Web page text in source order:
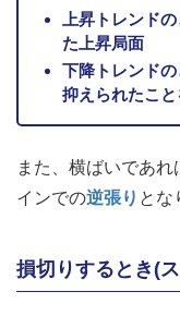
上昇トレンド
た上昇局面
下降トレンド
抑えられたこ
また、横ばいであ
インでの逆張り とな
損切りするとき(